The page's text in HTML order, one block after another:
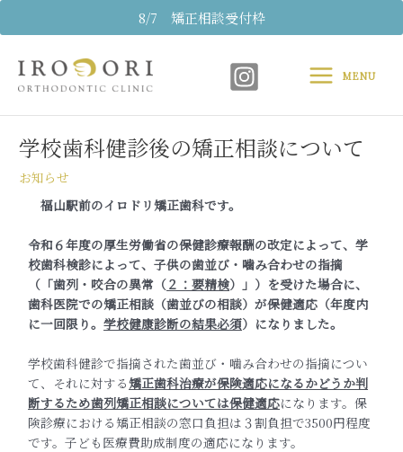
8/7 矯正相談受付枠
容
MenuMENU
学校歯科健診後の矯正相談について
お知らせ
福山駅前のイロドリ矯正歯科です。
令和６年度の厚生労働省の保健診療報酬の改定によって、学
校歯科検診によって、子供の歯並び・噛み合わせの指摘
（「歯列・咬合の異常（２：要精検）」）を受けた場合に、
歯科医院での矯正相談（歯並びの相談）が保健適応（年度内
に一回限り。学校健康診断の結果必須）になりました。
学校歯科健診で指摘された歯並び・噛み合わせの指摘につい
て、それに対する矯正歯科治療が保険適応になるかどうか判
断するため歯列矯正相談については保健適応になります。保
険診療における矯正相談の窓口負担は３割負担で3500円程度
です。子ども医療費助成制度の適応になります。